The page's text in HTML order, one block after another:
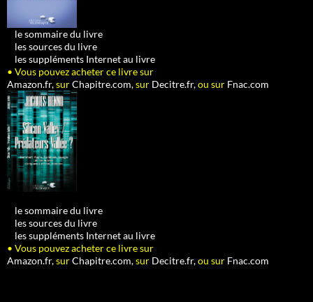
le sommaire du livre
les sources du livre
les suppléments Internet au livre
• Vous pouvez acheter ce livre sur
Amazon.fr,surChapitre.com,sur Decitre.fr,ou sur Fnac.com
le sommaire du livre
les sources du livre
les suppléments Internet au livre
• Vous pouvez acheter ce livre sur
Amazon.fr,surChapitre.com,sur Decitre.fr,ou sur Fnac.com